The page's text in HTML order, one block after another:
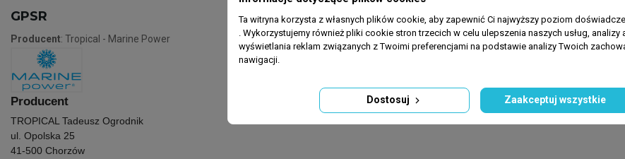
GPSR
Producent: Tropical - Marine Power
Producent
TROPICAL Tadeusz Ogrodnik
ul. Opolska 25
41-500 Chorzów
Ta witryna korzysta z własnych plików cookie, aby zapewnić Ci najwyższy poziom
. Wykorzystujemy również pliki cookie stron trzecich w celu ulepszenia naszych usług, analizy
wyświetlania reklam związanych z Twoimi preferencjami na podstawie analizy Twoich
nawigacji.
Dostosuj Zaakceptuj wszystkie